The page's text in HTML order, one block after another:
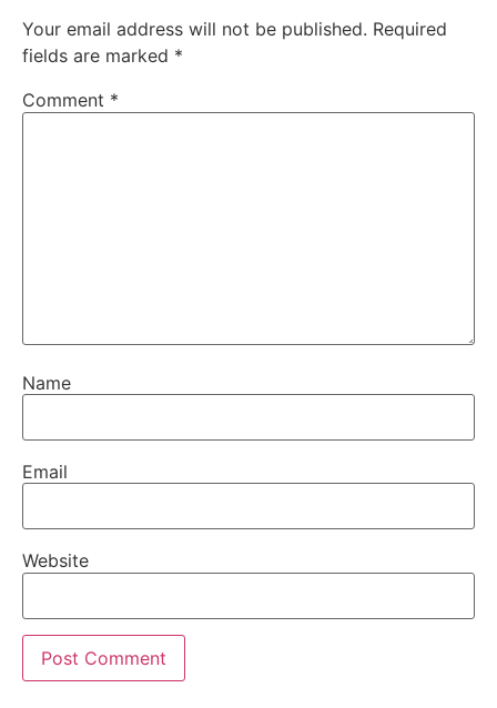
Your email address will not be published. Required
fields are marked *
Comment *
Name
Email
Website